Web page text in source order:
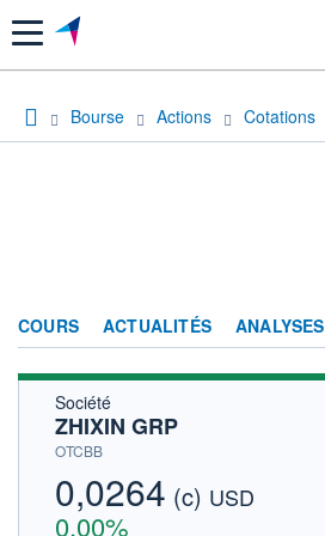
Menu
Bourse Actions Cotations
COURS ACTUALITÉS ANALYSES
Société
ZHIXIN GRP
OTCBB
0,0264 (c) USD
0,00%